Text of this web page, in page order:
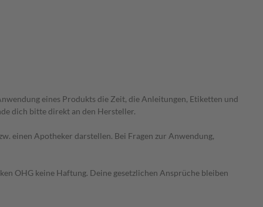
eines Produkts die Zeit, die Anleitungen, Etiketten und
dich bitte direkt an den Hersteller.
einen Apotheker darstellen. Bei Fragen zur Anwendung,
OHG keine Haftung. Deine gesetzlichen Ansprüche bleiben